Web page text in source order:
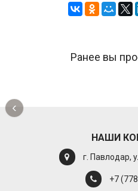
Ранее вы
‹
НАШИ
г. Павлодар,
+7